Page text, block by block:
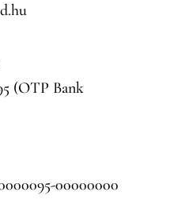
(OTP Bank
00000000